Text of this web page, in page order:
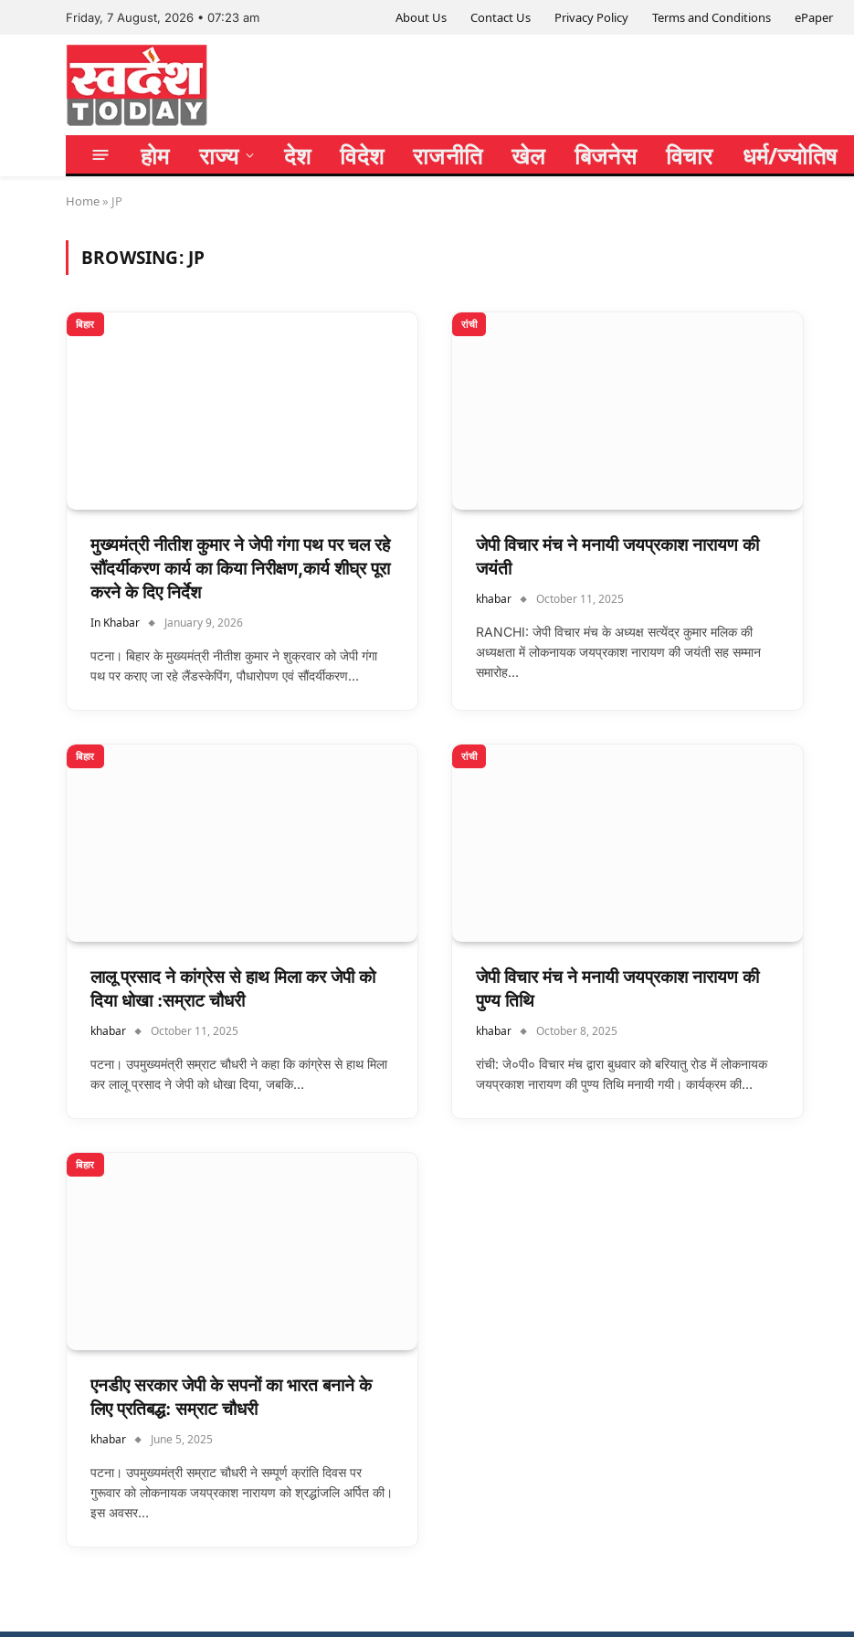
Friday, 7 August, 2026 • 07:23 am About Us Contact Us Privacy Policy Terms and Conditions ePaper
होम राज्य देश विदेश राजनीति खेल बिजनेस विचार धर्म/ज्योतिष
Home » JP
BROWSING: JP
बिहार
मुख्यमंत्री नीतीश कुमार ने जेपी गंगा पथ पर चल रहे
सौंदर्यीकरण कार्य का किया निरीक्षण,कार्य शीघ्र पूरा
करने के दिए निर्देश
In Khabar January 9, 2026
पटना। बिहार के मुख्यमंत्री नीतीश कुमार ने शुक्रवार को जेपी गंगा
पथ पर कराए जा रहे लैंडस्केपिंग, पौधारोपण एवं सौंदर्यीकरण…
रांची
जेपी विचार मंच ने मनायी जयप्रकाश नारायण की
जयंती
khabar October 11, 2025
RANCHI: जेपी विचार मंच के अध्यक्ष सत्येंद्र कुमार मलिक की
अध्यक्षता में लोकनायक जयप्रकाश नारायण की जयंती सह सम्मान
समारोह…
बिहार
लालू प्रसाद ने कांग्रेस से हाथ मिला कर जेपी को
दिया धोखा :सम्राट चौधरी
khabar October 11, 2025
पटना। उपमुख्यमंत्री सम्राट चौधरी ने कहा कि कांग्रेस से हाथ मिला
कर लालू प्रसाद ने जेपी को धोखा दिया, जबकि…
रांची
जेपी विचार मंच ने मनायी जयप्रकाश नारायण की
पुण्य तिथि
khabar October 8, 2025
रांची: जे०पी० विचार मंच द्वारा बुधवार को बरियातु रोड में लोकनायक
जयप्रकाश नारायण की पुण्य तिथि मनायी गयी। कार्यक्रम की…
बिहार
एनडीए सरकार जेपी के सपनों का भारत बनाने के
लिए प्रतिबद्ध: सम्राट चौधरी
khabar June 5, 2025
पटना। उपमुख्यमंत्री सम्राट चौधरी ने सम्पूर्ण क्रांति दिवस पर
गुरूवार काे लोकनायक जयप्रकाश नारायण को श्रद्धांजलि अर्पित की।
इस अवसर…